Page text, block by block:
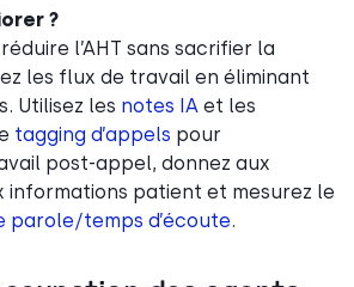
?
l’AHT sans sacrifier la
les flux de travail en éliminant
Utilisez les notes IA et les
tagging d’appels pour
post-appel, donnez aux
informations patient et mesurez le
parole/temps d’écoute.